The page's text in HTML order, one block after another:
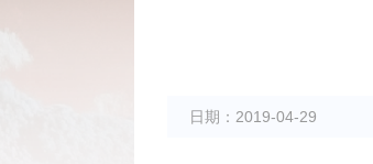
日期： 2019-04-29